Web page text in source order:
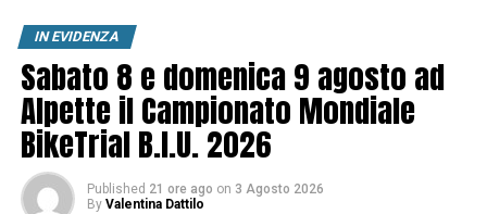
IN EVIDENZA
Sabato 8 e domenica 9 agosto ad
Alpette il Campionato Mondiale
BikeTrial B.I.U. 2026
Published 21 ore ago on 3 Agosto 2026
By Valentina Dattilo